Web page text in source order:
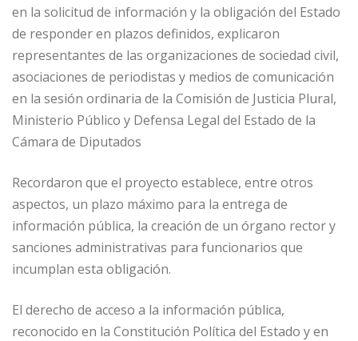
en la solicitud de información y la obligación del Estado
de responder en plazos definidos, explicaron
representantes de las organizaciones de sociedad civil,
asociaciones de periodistas y medios de comunicación
en la sesión ordinaria de la Comisión de Justicia Plural,
Ministerio Público y Defensa Legal del Estado de la
Cámara de Diputados
Recordaron que el proyecto establece, entre otros
aspectos, un plazo máximo para la entrega de
información pública, la creación de un órgano rector y
sanciones administrativas para funcionarios que
incumplan esta obligación.
El derecho de acceso a la información pública,
reconocido en la Constitución Política del Estado y en